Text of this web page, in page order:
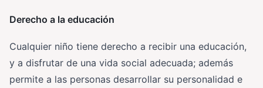
Derecho a la educación
Cualquier niño tiene derecho a recibir una educación,
y a disfrutar de una vida social adecuada; además
permite a las personas desarrollar su personalidad e